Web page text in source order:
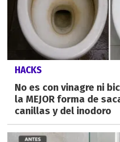
HACKS
No es con vinagre ni
la MEJOR forma de
canillas y del inodoro